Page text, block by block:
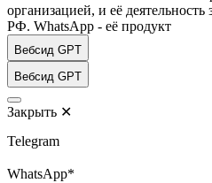
организацией, и её
РФ. WhatsApp - её продукт
Вебсид GPT
Вебсид GPT
Закрыть ✕
Telegram
WhatsApp*